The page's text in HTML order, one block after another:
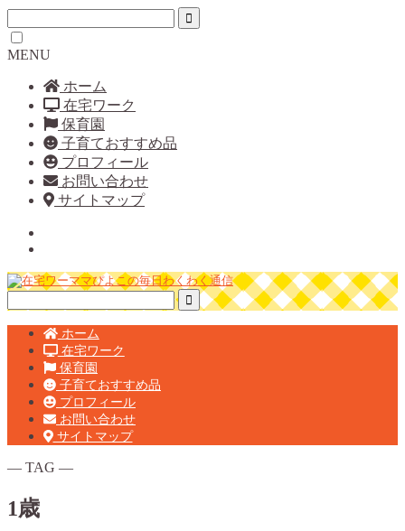
MENU
ホーム
在宅ワーク
保育園
子育ておすすめ品
プロフィール
お問い合わせ
サイトマップ
ホーム
在宅ワーク
保育園
子育ておすすめ品
プロフィール
お問い合わせ
サイトマップ
― TAG ―
1歳